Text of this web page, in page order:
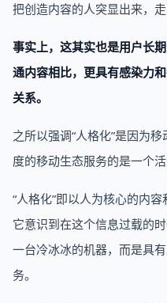
把创造内容的人突显出来，走
事实上，这其实也是用户长
通内容相比，更具有感染力
关系。
之所以强调“人格化”是因为
度的移动生态服务的是一个活
“人格化”即以人为核心的内
它意识到在这个信息过载的
一台冷冰冰的机器，而是具
务。